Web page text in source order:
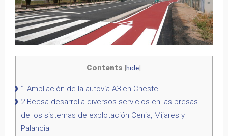
Contents [hide]
1 Ampliación de la autovía A3 en Cheste
2Becsa desarrolla diversos servicios en las presas
de los sistemas de explotación Cenia, Mijares y
Palancia